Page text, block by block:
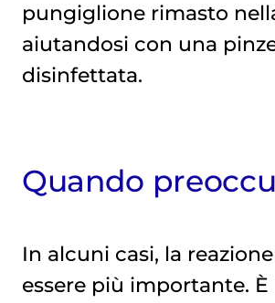
pungiglione rimasto
aiutandosi con una
disinfettata.
Quando
In alcuni casi, la
essere più importante. È